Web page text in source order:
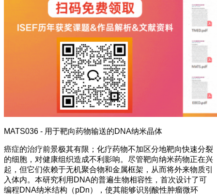
MATS036 - 用于靶向药物输送的DNA纳米晶体
癌症的治疗前景极其有限；化疗药物不加区分地靶向快速分裂
的细胞，对健康组织造成不利影响。尽管靶向纳米药物正在兴
起，但它们依赖于无机聚合物和金属框架，从而将外来物质引
入体内。本研究利用DNA的普遍生物相容性，首次设计了可
编程DNA纳米结构（pDn），使其能够识别酸性肿瘤微环